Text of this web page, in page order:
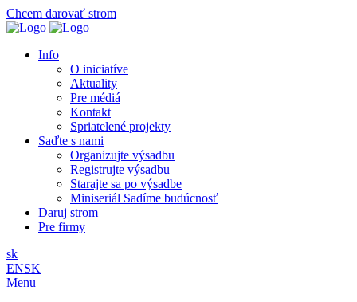
Chcem darovať strom
Info
O iniciatíve
Aktuality
Pre médiá
Kontakt
Spriatelené projekty
Saďte s nami
Organizujte výsadbu
Registrujte výsadbu
Starajte sa po výsadbe
Miniseriál Sadíme budúcnosť
Daruj strom
Pre firmy
sk
ENSK
Menu